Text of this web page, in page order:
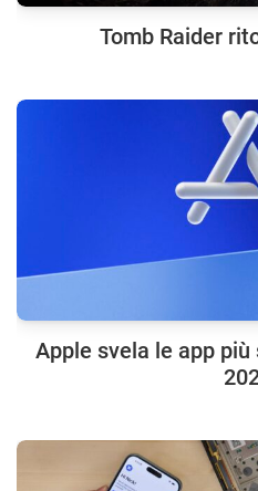
Tomb Raider
Apple svela le app